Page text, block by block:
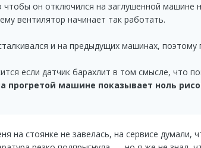
чтобы он отключился на заглушенной машине
вентилятор начинает так работать.
и на предыдущих машинах,
если датчик барахлит в том смысле, что
прогретой машине показывает ноль
на стоянке не завелась, на сервисе